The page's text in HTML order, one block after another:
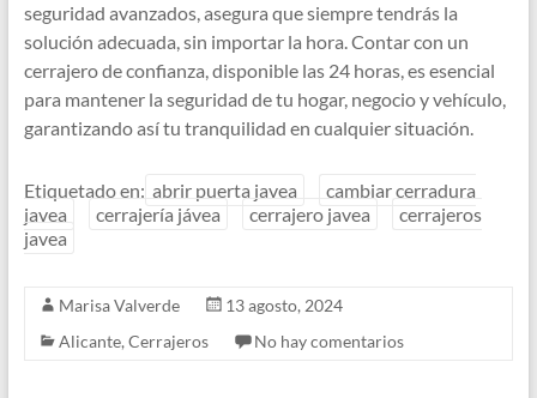
seguridad avanzados, asegura que siempre tendrás la
solución adecuada, sin importar la hora. Contar con un
cerrajero de confianza, disponible las 24 horas, es esencial
para mantener la seguridad de tu hogar, negocio y vehículo,
garantizando así tu tranquilidad en cualquier situación.
Etiquetado en: abrir puerta javea
cambiar cerradura
javea
cerrajería jávea cerrajero javea
cerrajeros
javea
Marisa Valverde
13 agosto, 2024
Alicante,Cerrajeros No hay comentarios